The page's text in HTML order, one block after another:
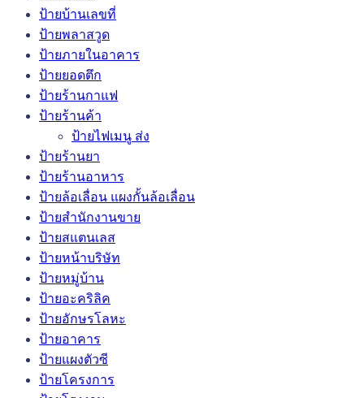
ป้ายบ้านเลขที่
ป้ายพลาสวูด
ป้ายภายในอาคาร
ป้ายยอดตึก
ป้ายร้านกาแฟ
ป้ายร้านค้า
ป้ายไฟเมนู ส่ง
ป้ายร้านยา
ป้ายร้านอาหาร
ป้ายล้อเลื่อน แผงกั้นล้อเลื่อน
ป้ายสำนักงานขาย
ป้ายสแตนเลส
ป้ายหน้าบริษัท
ป้ายหมู่บ้าน
ป้ายอะคริลิค
ป้ายอักษรโลหะ
ป้ายอาคาร
ป้ายแผงตัวซี
ป้ายโครงการ